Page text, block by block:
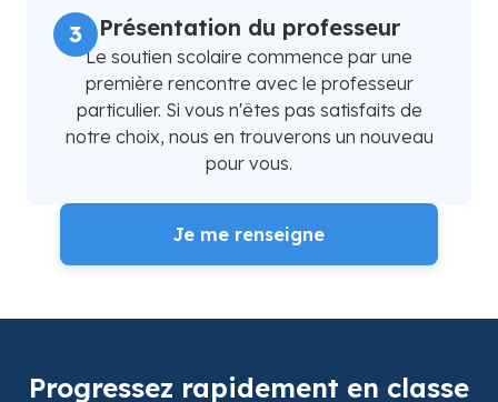
Présentation du professeur
Le soutien scolaire commence par une
première rencontre avec le professeur
particulier. Si vous n'êtes pas satisfaits de
notre choix, nous en trouverons un nouveau
pour vous.
3
Je me renseigne
Progressez rapidement en classe